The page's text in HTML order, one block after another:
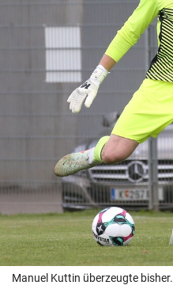
Manuel Kuttin überzeugte bisher.